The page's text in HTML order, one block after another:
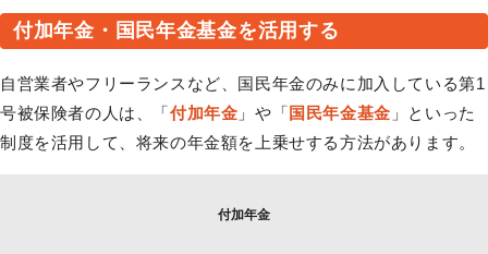
付加年金・国民年金基金を活用する
自営業者やフリーランスなど、国民年金のみに加入している第1
号被保険者の人は、「付加年金 」や「国民年金基金 」といった
制度を活用して、将来の年金額を上乗せする方法があります。
付加年金